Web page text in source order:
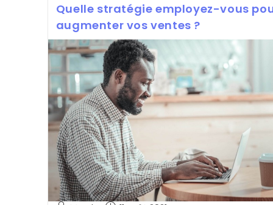
Site
Web
:
Une
Erreur
Grave
Que
Vous
Ignorez
!
Quelle stratégie employez-vous
augmenter vos ventes ?